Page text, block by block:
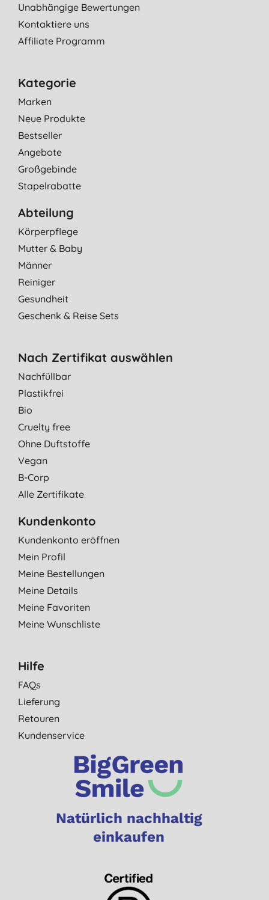
Unabhängige Bewertungen
Kontaktiere uns
Affiliate Programm
Kategorie
Marken
Neue Produkte
Bestseller
Angebote
Großgebinde
Stapelrabatte
Abteilung
Körperpflege
Mutter & Baby
Männer
Reiniger
Gesundheit
Geschenk & Reise Sets
Nach Zertifikat auswählen
Nachfüllbar
Plastikfrei
Bio
Cruelty free
Ohne Duftstoffe
Vegan
B-Corp
Alle Zertifikate
Kundenkonto
Kundenkonto eröffnen
Mein Profil
Meine Bestellungen
Meine Details
Meine Favoriten
Meine Wunschliste
Hilfe
FAQs
Lieferung
Retouren
Kundenservice
Natürlich nachhaltig
einkaufen